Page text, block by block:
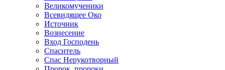
Великомученики
Всевидящее Око
Источник
Вознесение
Вход Господень
Спаситель
Спас Нерукотворный